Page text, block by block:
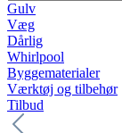
Gulv
Væg
Dårlig
Whirlpool
Byggematerialer
Værktøj og tilbehør
Tilbud